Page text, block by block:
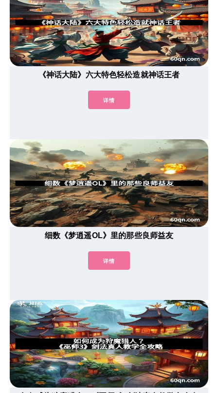
《神话大陆》六大特色轻松造就神话王者
详情
细数《梦逍遥OL》里的那些良师益友
详情